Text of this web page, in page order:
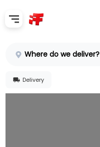
Where do we deliver?
Delivery